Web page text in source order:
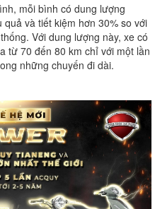
mỗi bình có dung lượng
và tiết kiệm hơn 30% so với
Với dung lượng này, xe có
từ 70 đến 80 km chỉ với một lần
những chuyến đi dài.